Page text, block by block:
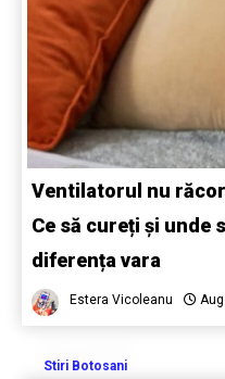
Ventilatorul nu
Ce să cureți și unde
diferența vara
Estera Vicoleanu
Stiri Botosani